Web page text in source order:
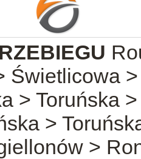
Świetlicowa
> Toruńska
>
>